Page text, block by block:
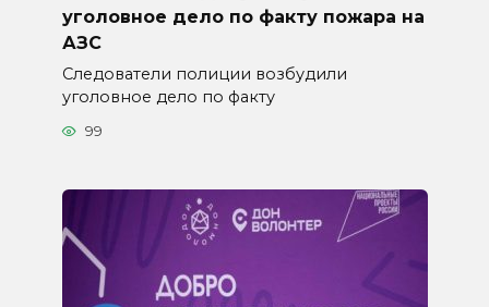
уголовное дело по факту пожара на
АЗС
Следователи полиции возбудили
уголовное дело по факту
99